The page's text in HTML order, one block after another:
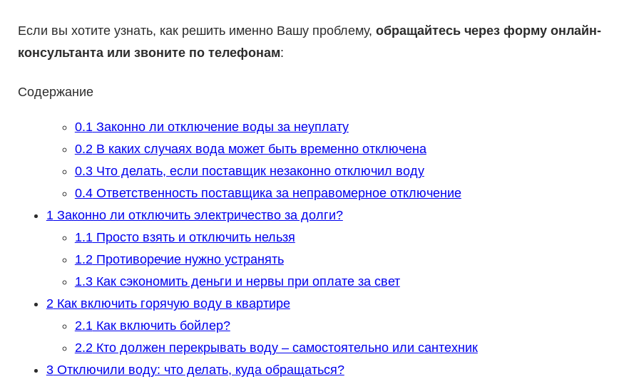
Если вы хотите узнать, как решить именно Вашу проблему, обращайтесь через форму онлайн-
консультанта или звоните по телефонам:
Содержание
0.1Законно ли отключение воды за неуплату
0.2В каких случаях вода может быть временно отключена
0.3Что делать, если поставщик незаконно отключил воду
0.4Ответственность поставщика за неправомерное отключение
1Законно ли отключить электричество за долги?
1.1Просто взять и отключить нельзя
1.2Противоречие нужно устранять
1.3Как сэкономить деньги и нервы при оплате за свет
2Как включить горячую воду в квартире
2.1Как включить бойлер?
2.2Кто должен перекрывать воду – самостоятельно или сантехник
3Отключили воду: что делать, куда обращаться?